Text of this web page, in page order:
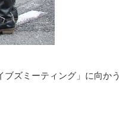
ズミーティング」に向かう